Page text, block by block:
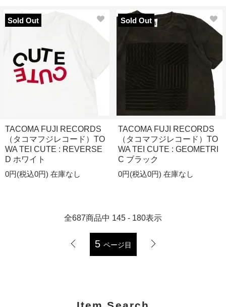
Sold Out
TACOMA FUJI RECORDS
（タコマフジレコード）TO
WA TEI CUTE : REVERSE
D ホワイト
0円(税込0円) 在庫なし
Sold Out
TACOMA FUJI RECORDS
（タコマフジレコード）TO
WA TEI CUTE : GEOMETRI
C ブラック
0円(税込0円) 在庫なし
全687商品中 145 - 180表示
5 ページ目